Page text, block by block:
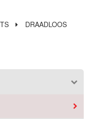
DRAADLOOS